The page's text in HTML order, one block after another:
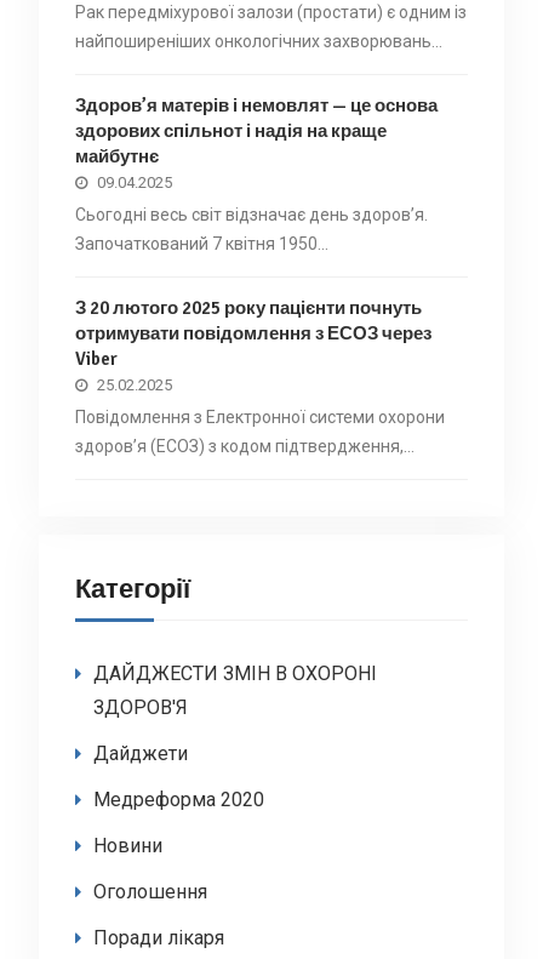
Рак передміхурової залози (простати) є одним із
найпоширеніших онкологічних захворювань…
Здоров’я матерів і немовлят — це основа
здорових спільнот і надія на краще
майбутнє
09.04.2025
Сьогодні весь світ відзначає день здоров’я.
Започаткований 7 квітня 1950…
З 20 лютого 2025 року пацієнти почнуть
отримувати повідомлення з ЕСОЗ через
Viber
25.02.2025
Повідомлення з Електронної системи охорони
здоровʼя (ЕСОЗ) з кодом підтвердження,…
Категорії
ДАЙДЖЕСТИ ЗМІН В ОХОРОНІ
ЗДОРОВ'Я
Дайджети
Медреформа 2020
Новини
Оголошення
Поради лікаря